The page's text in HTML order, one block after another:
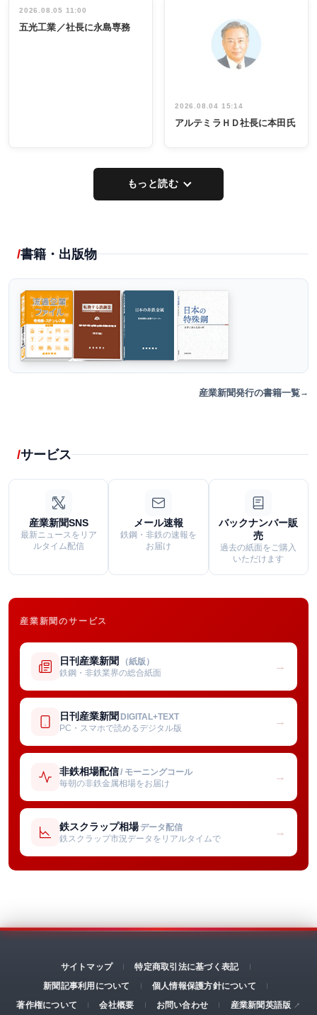
インタビュ
ー／社内ア
祝う 業界関
係者ら220人
出席
2026.08.05 11:00
五光工業／社長に永島専務
2026.08.04 15:14
アルテミラＨＤ社長に本田氏
もっと読む
書籍・出版物
産業新聞発行の書籍一覧
サービス
産業新聞SNS
最新ニュースをリア
ルタイム配信
メール速報
鉄鋼・非鉄の速報を
お届け
バックナンバー販
売
過去の紙面をご購入
いただけます
産業新聞のサービス
日刊産業新聞 （紙版）
鉄鋼・非鉄業界の総合紙面
→
日刊産業新聞 DIGITAL+TEXT
PC・スマホで読めるデジタル版
→
非鉄相場配信/ モーニングコール
毎朝の非鉄金属相場をお届け
→
鉄スクラップ相場 データ配信
鉄スクラップ市況データをリアルタイムで
→
サイトマップ
特定商取引法に基づく表記
新聞記事利用について
個人情報保護方針について
著作権について
会社概要 お問い合わせ 産業新聞英語版